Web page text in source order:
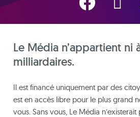
Le Média n’appartient ni
milliardaires.
Il est financé uniquement par des
est en accès libre pour le plus grand
vous. Sans vous, Le Média n’existerait